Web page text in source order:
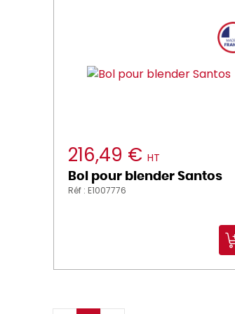
216,49 € HT
Bol pour blender Santos
Réf : E1007776